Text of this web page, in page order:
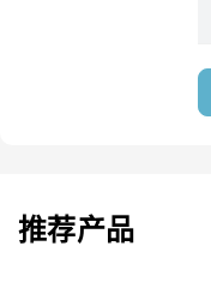
推荐产品